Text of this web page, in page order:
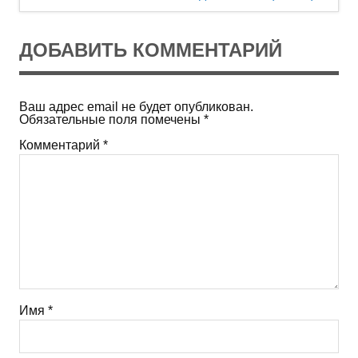
ДОБАВИТЬ КОММЕНТАРИЙ
Ваш адрес email не будет опубликован.
Обязательные поля помечены *
Комментарий *
Имя *